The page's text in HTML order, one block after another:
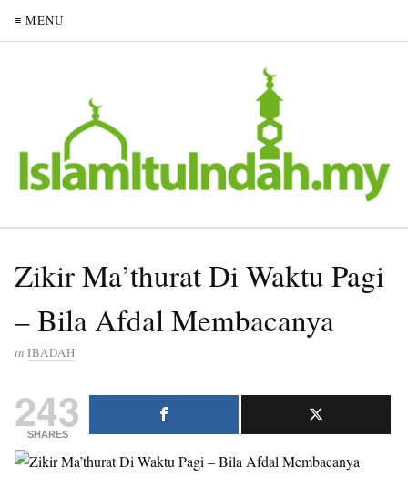
≡ MENU
Zikir Ma’thurat Di Waktu Pagi
– Bila Afdal Membacanya
in IBADAH
243
SHARES